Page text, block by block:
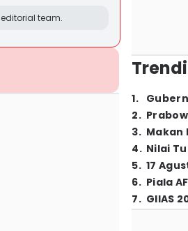
team.
1.
2.
3. Makan
4. Nilai
5. 17
6. Piala
7. GIIAS